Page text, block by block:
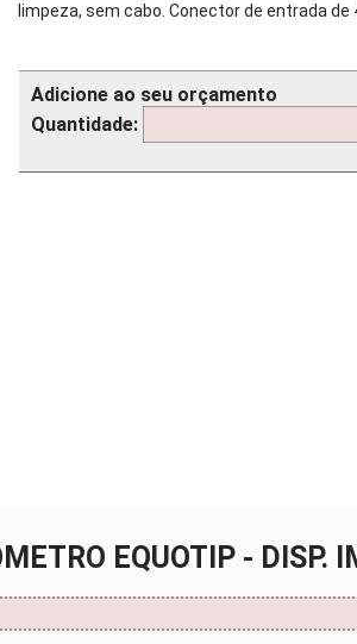
limpeza, sem cabo. Conector de entrada de
Adicione ao seu orçamento
Quantidade:
EQUOTIP - DISP.